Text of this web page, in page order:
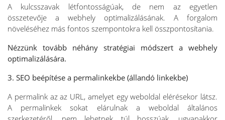
A kulcsszavak létfontosságúak, de nem az egyetlen
összetevője a webhely optimalizálásának. A forgalom
növeléséhez más fontos szempontokra kell összpontosítania.
Nézzünk tovább néhány stratégiai módszert a webhely
optimalizálására.
3. SEO beépítése a permalinkekbe (állandó linkekbe)
A permalink az az URL, amelyet egy weboldal elérésekor látsz.
A permalinkek sokat elárulnak a weboldal általános